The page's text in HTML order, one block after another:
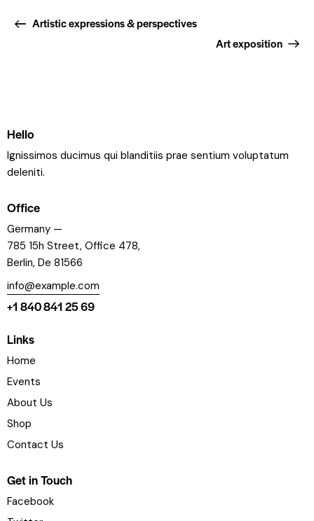
Artistic expressions & perspectives
Art exposition
Hello
Ignissimos ducimus qui blanditiis prae sentium voluptatum
deleniti.
Office
Germany —
785 15h Street, Office 478,
Berlin, De 81566
info@example.com
+1 840 841 25 69
Links
Home
Events
About Us
Shop
Contact Us
Get in Touch
Facebook